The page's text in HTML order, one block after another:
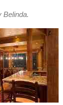
Belinda.